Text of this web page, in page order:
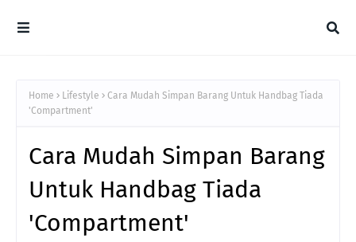
Home Lifestyle
Cara Mudah Simpan Barang Untuk Handbag Tiada
'Compartment'
Cara Mudah Simpan Barang
Untuk Handbag Tiada
'Compartment'